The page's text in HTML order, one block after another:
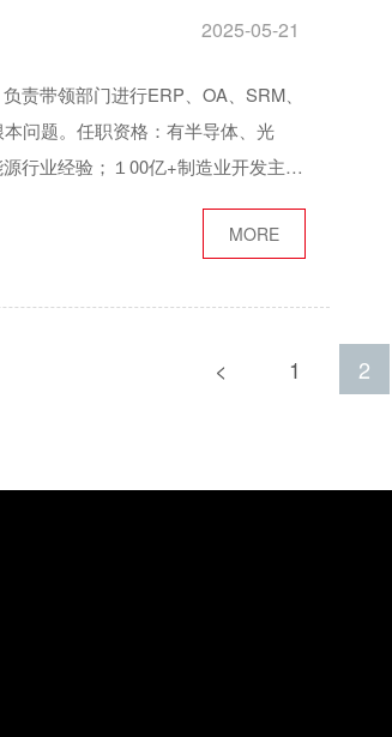
2025-05-21
责带领部门进行ERP、OA、SRM、
问题。任职资格：有半导体、光
行业经验；１00亿+制造业开发主管
MORE
< 1 2